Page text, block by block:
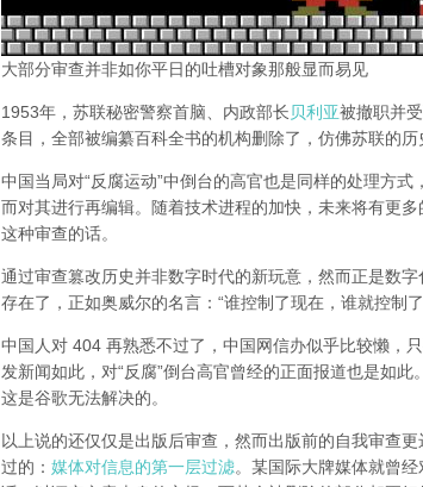
大部分审查并非如你平日的吐槽对象那般显而易见
1953年，苏联秘密警察首脑、内政部长贝利亚被撤职并
条目，全部被编纂百科全书的机构删除了，仿佛苏联的历
中国当局对“反腐运动”中倒台的高官也是同样的处理方
而对其进行再编辑。随着技术进程的加快，未来将有更
这种审查的话。
通过审查篡改历史并非数字时代的新玩意，然而正是数
存在了，正如奥威尔的名言：“谁控制了现在，谁就控制
中国人对 404 再熟悉不过了，中国网信办似乎比较懒，
发新闻如此，对“反腐”倒台高官曾经的正面报道也是如此
这是谷歌无法解决的。
以上说的还仅仅是出版后审查，然而出版前的自我审查更
过的： 媒体对信息的第一层过滤。某国际大牌媒体就曾